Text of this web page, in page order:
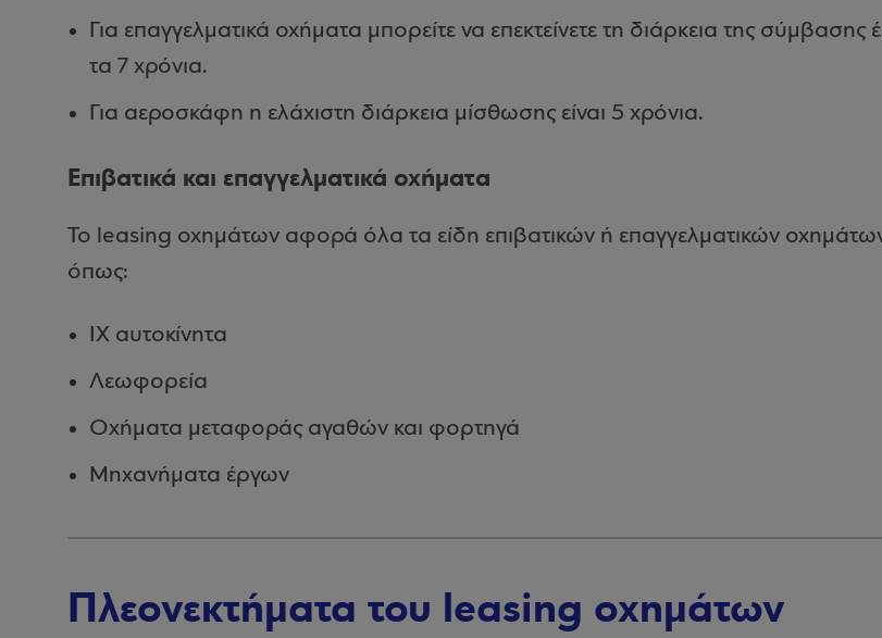
Για επαγγελματικά οχήματα μπορείτε να επεκτείνετε τη διάρκεια της σύμβασης
τα 7 χρόνια.
Για αεροσκάφη η ελάχιστη διάρκεια μίσθωσης είναι 5 χρόνια.
Επιβατικά και επαγγελματικά οχήματα
Το leasing οχημάτων αφορά όλα τα είδη επιβατικών ή επαγγελματικών
όπως:
ΙΧ αυτοκίνητα
Λεωφορεία
Οχήματα μεταφοράς αγαθών και φορτηγά
Μηχανήματα έργων
Πλεονεκτήματα του leasing οχημάτων